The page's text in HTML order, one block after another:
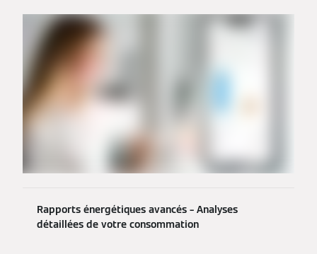
Rapports énergétiques avancés – Analyses
détaillées de votre consommation